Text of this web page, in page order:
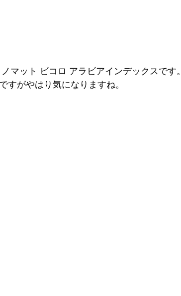
マット ビコロ アラビアインデックスです。
すがやはり気になりますね。